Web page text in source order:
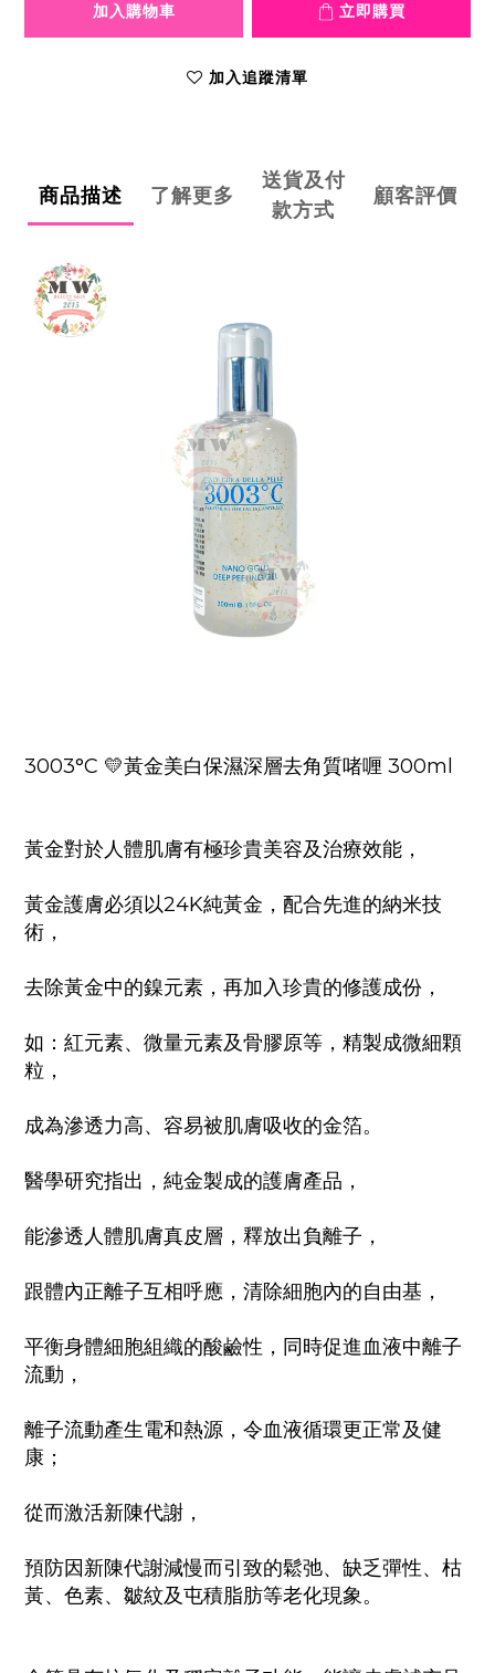
加入購物車 立即購買
加入追蹤清單
商品描述 了解更多
送貨及付
款方式
顧客評價
3003°C 💛黃金美白保濕深層去角質啫喱 300ml
黃金對於人體肌膚有極珍貴美容及治療效能，
黃金護膚必須以24K純黃金，配合先進的納米技
術，
去除黃金中的鎳元素，再加入珍貴的修護成份，
如：紅元素、微量元素及骨膠原等，精製成微細顆
粒，
成為滲透力高、容易被肌膚吸收的金箔。
醫學研究指出，純金製成的護膚產品，
能滲透人體肌膚真皮層，釋放出負離子，
跟體內正離子互相呼應，清除細胞內的自由基，
平衡身體細胞組織的酸鹼性，同時促進血液中離子
流動，
離子流動產生電和熱源，令血液循環更正常及健
康；
從而激活新陳代謝，
預防因新陳代謝減慢而引致的鬆弛、缺乏彈性、枯
黃、色素、皺紋及屯積脂肪等老化現象。